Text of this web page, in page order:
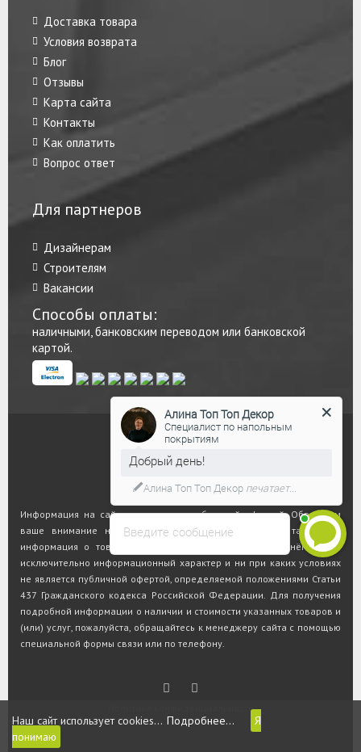
Доставка товара
Условия возврата
Блог
Отзывы
Карта сайта
Контакты
Как оплатить
Вопрос ответ
Для партнеров
Дизайнерам
Строителям
Вакансии
Способы оплаты:
наличными, банковским переводом или банковской
картой.
Информация на сайте не является публичной офертой. Обращаем
ваше внимание на то, что данный интернет-сайт, а также вся
информация о товарах и ценах, предоставленная на нём, носит
исключительно информационный характер и ни при каких условиях
не является публичной офертой, определяемой положениями Статьи
437 Гражданского кодекса Российской Федерации. Для получения
подробной информации о наличии и стоимости указанных товаров и
(или) услуг, пожалуйста, обращайтесь к менеджеру сайта с помощью
специальной формы связи или по телефону.
Политика конфиденциальности
Наш сайт использует cookies... Подробнее...
Я
понимаю
Введите сообщение
Алина Топ Топ Декор
Специалист по напольным
покрытиям
Добрый день!
Алина Топ Топ Декор печатает...